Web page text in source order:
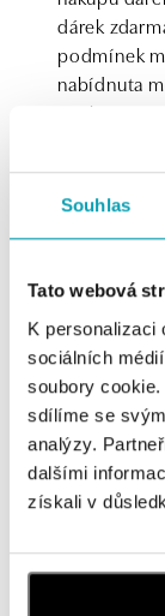
Souhlas
Tato webová
K personalizaci
sociálních
soubory
sdílíme se
analýzy.
dalšími
získali v
dárek
podmínek
nabídnuta
V takovém
zavazovací
kupní
které jsou
jakákoliv
V rámci
dárkový
o poukázku,
uplatnit pro
musí být
hodnota